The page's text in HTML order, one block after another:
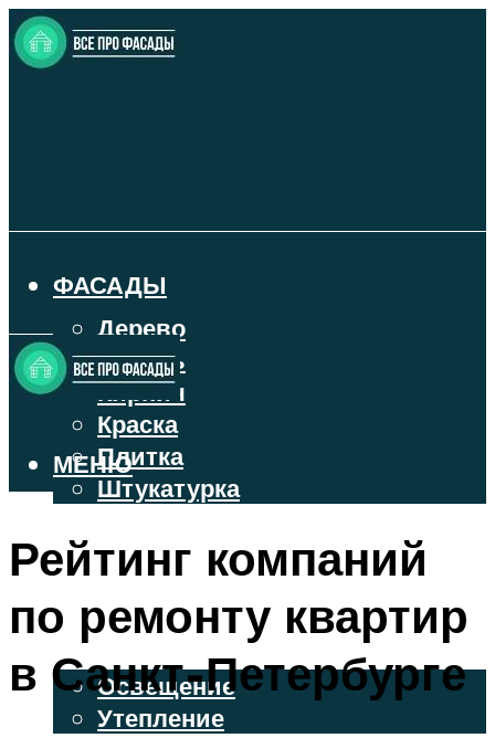
ФАСАДЫ
Дерево
Камень
Кирпич
Краска
Плитка
Штукатурка
ВЕНТИЛИРУЕМЫЕ ФАСАДЫ
ОСВЕЩЕНИЕ И УТЕПЛЕНИЕ
Освещение
Утепление
МЕНЮ
Рейтинг компаний
по ремонту квартир
в Санкт-Петербурге